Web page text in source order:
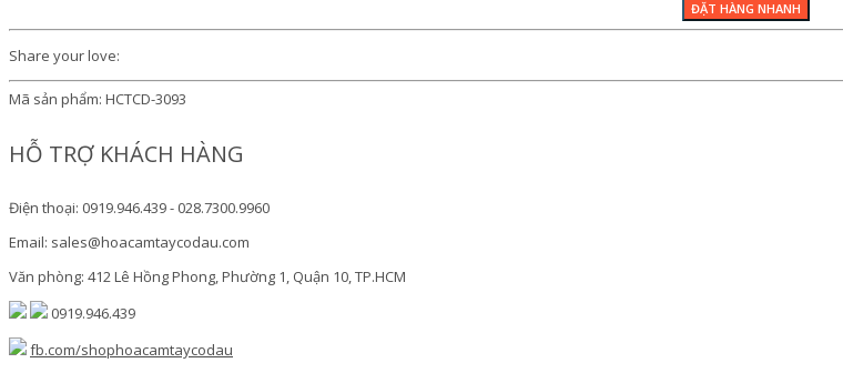
Share your love:
Mã sản phẩm: HCTCD-3093
HỖ TRỢ KHÁCH HÀNG
Điện thoại: 0919.946.439 - 028.7300.9960
Email: sales@hoacamtaycodau.com
Văn phòng: 412 Lê Hồng Phong, Phường 1, Quận 10, TP.HCM
0919.946.439
fb.com/shophoacamtaycodau